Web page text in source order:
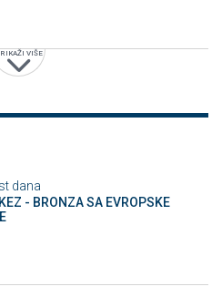
VIŠE
dana
- BRONZA SA EVROPSKE